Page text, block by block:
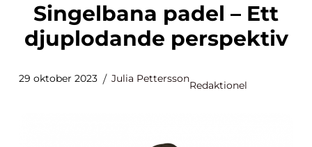
Singelbana padel – Ett
djuplodande perspektiv
29 oktober 2023 Julia Pettersson
Redaktionel